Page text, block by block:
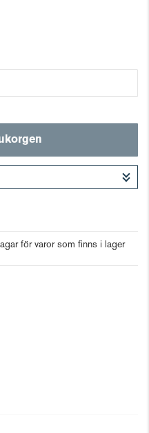
för varor som finns i lager